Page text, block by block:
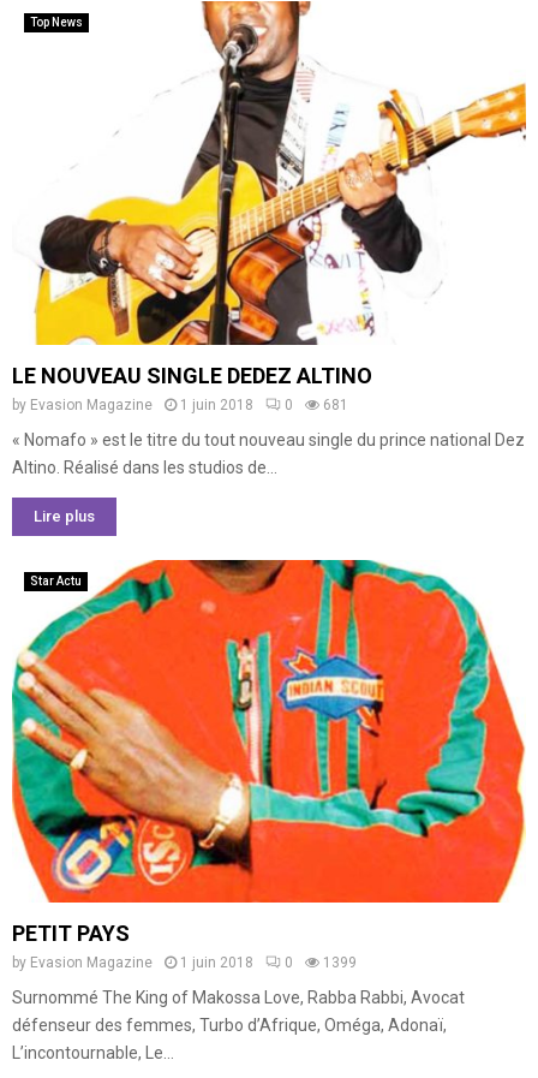
Top News
LE NOUVEAU SINGLE DEDEZ ALTINO
by Evasion Magazine 1 juin 2018 0 681
« Nomafo » est le titre du tout nouveau single du prince national Dez
Altino. Réalisé dans les studios de...
Lire plus
Star Actu
PETIT PAYS
by Evasion Magazine 1 juin 2018 0 1399
Surnommé The King of Makossa Love, Rabba Rabbi, Avocat
défenseur des femmes, Turbo d’Afrique, Oméga, Adonaï,
L’incontournable, Le...